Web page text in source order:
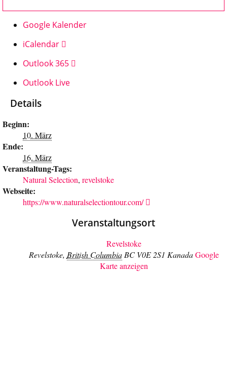
Google Kalender
iCalendar
Outlook 365
Outlook Live
Details
Beginn:
10. März
Ende:
16. März
Veranstaltung-Tags:
Natural Selection, revelstoke
Webseite:
https://www.naturalselectiontour.com/
Veranstaltungsort
Revelstoke
Revelstoke, British Columbia BC V0E 2S1 Kanada Google
Karte anzeigen